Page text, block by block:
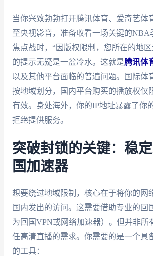
当你兴致勃勃打开腾讯体育、爱奇艺体
至央视影音，准备收看一场关键的NBA
焦点战时，“因版权限制，您所在的地
的提示无疑是一盆冷水。这就是腾讯体
以及其他平台面临的普遍问题。国际体
按地域划分，国内平台购买的播放权仅
有效。身处海外，你的IP地址暴露了你
拒绝提供服务。
突破封锁的关键：稳
国加速器
想要绕过地域限制，核心在于将你的网
国内发出的访问。这需要借助专业的回
为回国VPN或网络加速器）。但并非所
任高清直播的需求。你需要的是一个具
的工具：